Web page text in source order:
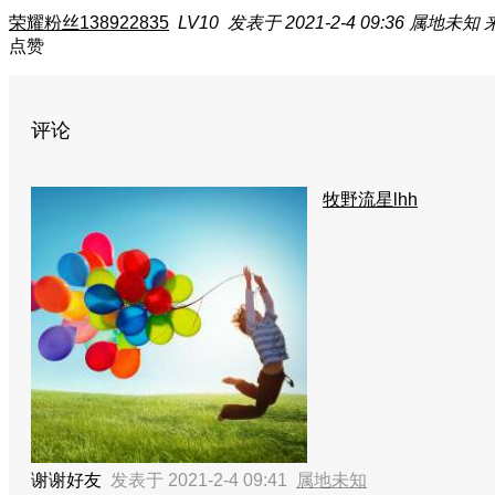
荣耀粉丝138922835 LV10 发表于 2021-2-4 09:36 属地未知
点赞
评论
牧野流星lhh
谢谢好友 发表于 2021-2-4 09:41 属地未知